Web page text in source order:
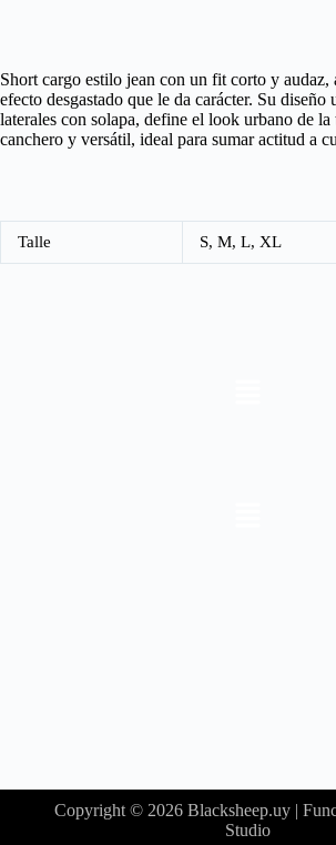
Short cargo estilo jean con un fit corto y audaz,
efecto desgastado que le da carácter. Su
laterales con solapa, define el look urbano de
canchero y versátil, ideal para sumar actitud a
Talle S, M, L, XL
Copyright © 2026 Blacksheep.uy |
Studio